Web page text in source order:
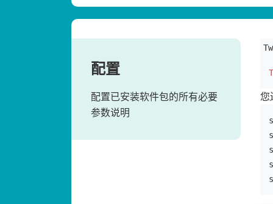
配置
配置已安装软件包的所有必要
参数说明
您